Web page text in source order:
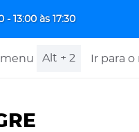
13:00 às 17:30
menu Alt + 2 Ir para o